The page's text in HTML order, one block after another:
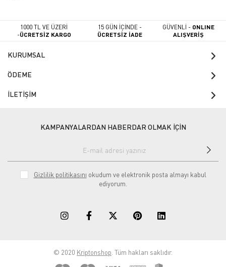
1000 TL VE ÜZERİ
-ÜCRETSİZ KARGO
15 GÜN İÇİNDE -
ÜCRETSİZ İADE
GÜVENLİ - ONLINE
ALIŞVERİŞ
KURUMSAL
ÖDEME
İLETİŞİM
KAMPANYALARDAN HABERDAR OLMAK İÇİN
Gizlilik politikasını okudum ve elektronik posta almayı kabul
ediyorum.
© 2020 Kriptonshop . Tüm hakları saklıdır.